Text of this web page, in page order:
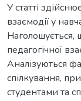
У статті
взаємодії у
педагогічної
Аналізуються
спілкування,
студентами та